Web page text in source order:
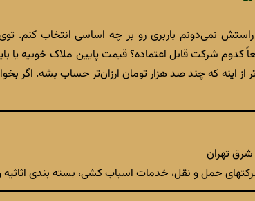
نمی‌دونم باربری رو بر چه اساسی انتخاب کنم.
کدوم شرکت قابل اعتماده؟ قیمت پایین ملاک خوبیه
از اینه که چند صد هزار تومان ارزان‌تر حساب بشه.
شرق تهران
حمل و نقل، خدمات اسباب کشی، بسته بندی اثاثیه